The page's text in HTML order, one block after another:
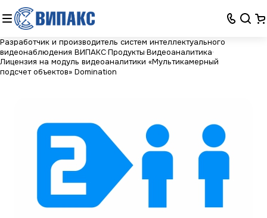
Разработчик и производитель систем интеллектуального
видеонаблюдения ВИПАКСПродукты Видеоаналитика
Лицензия на модуль видеоаналитики «Мультикамерный
подсчет объектов» Domination